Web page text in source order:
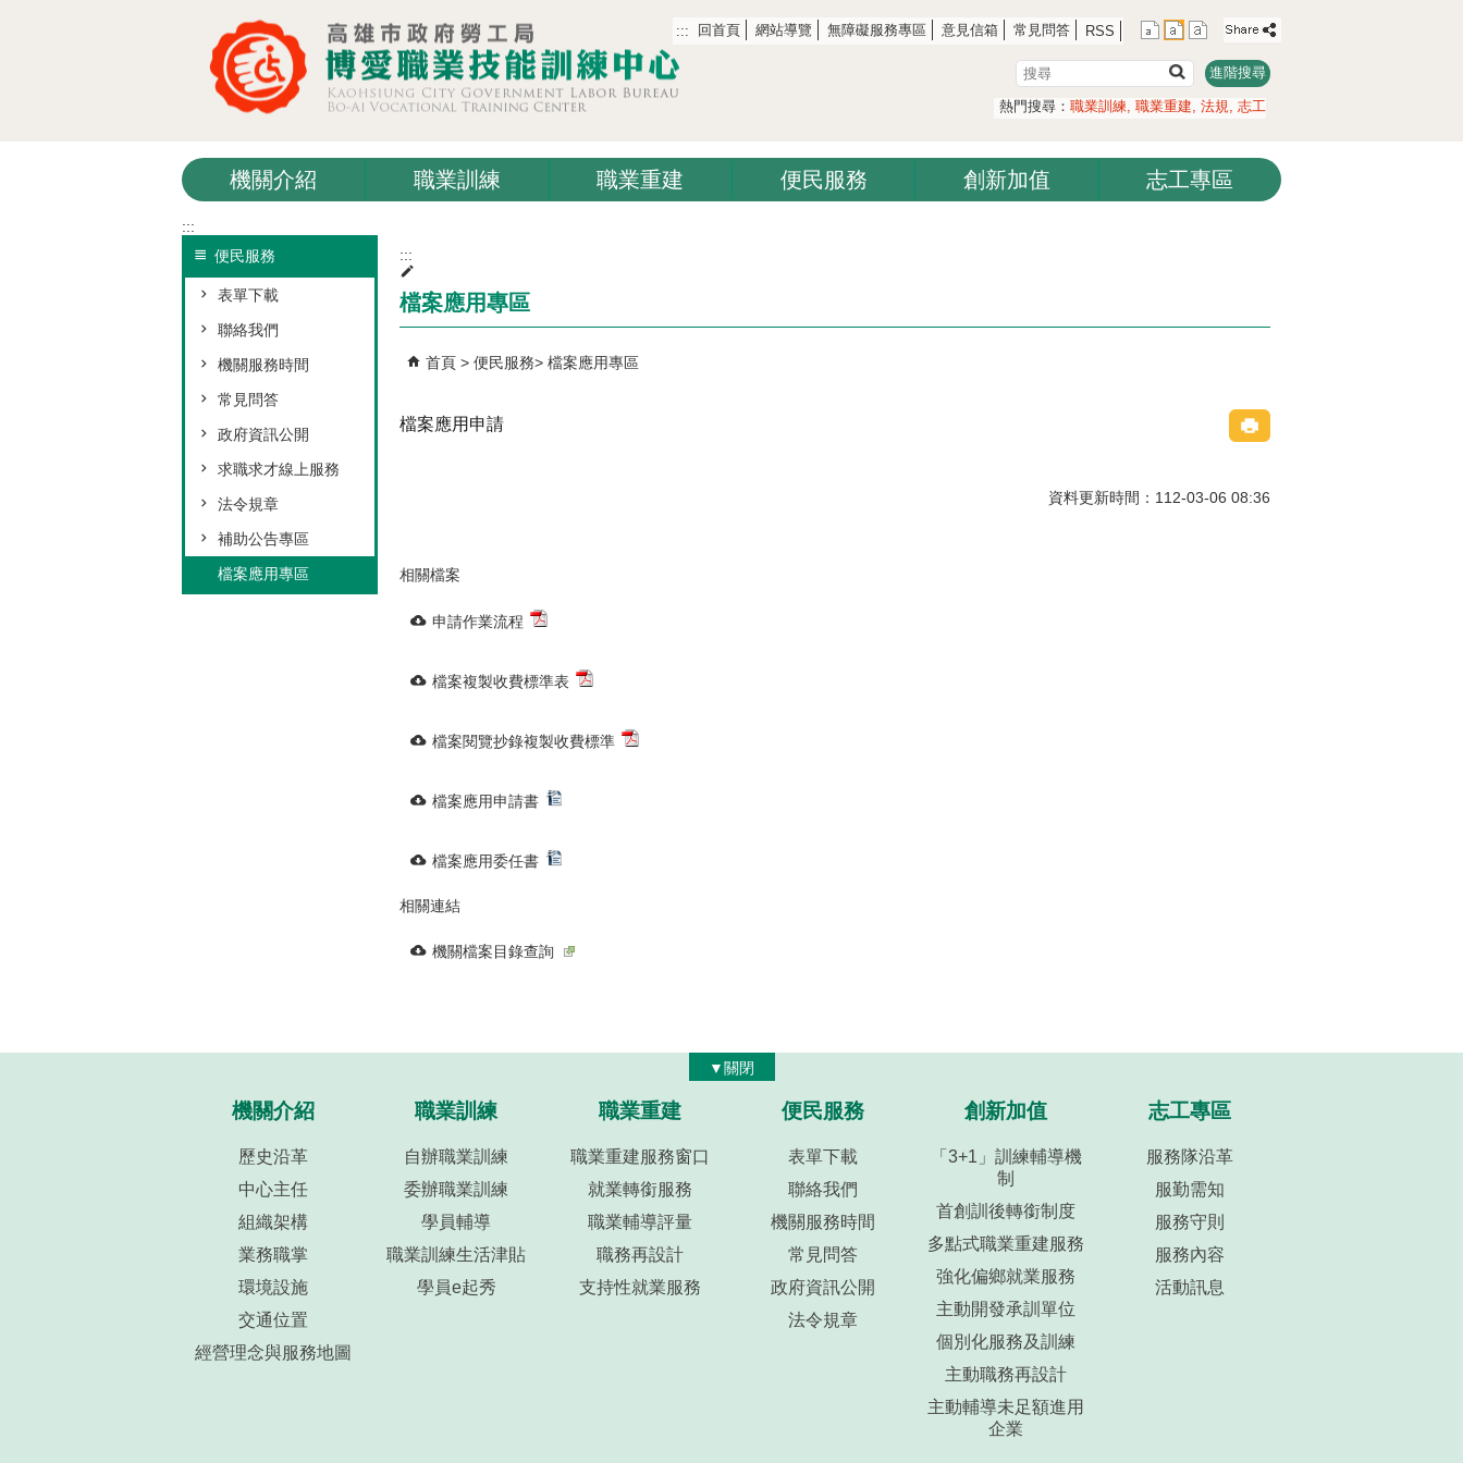
::: 回首頁 網站導覽 無障礙服務專區 意見信箱 常見問答 RSS
搜
尋
進階搜尋
熱門搜尋： 職業訓練 職業重建 法規 志工
機關介紹 職業訓練 職業重建 便民服務 創新加值 志工專區
:::
便民服務
表單下載
聯絡我們
機關服務時間
常見問答
政府資訊公開
求職求才線上服務
法令規章
補助公告專區
檔案應用專區
:::
檔案應用專區
首頁 便民服務 檔案應用專區
檔案應用申請
資料更新時間：112-03-06 08:36
相關檔案
申請作業流程
檔案複製收費標準表
檔案閱覽抄錄複製收費標準
檔案應用申請書
檔案應用委任書
相關連結
機關檔案目錄查詢
▼關閉
機關介紹
歷史沿革
中心主任
組織架構
業務職掌
環境設施
交通位置
經營理念與服務地圖
職業訓練
自辦職業訓練
委辦職業訓練
學員輔導
職業訓練生活津貼
學員e起秀
職業重建
職業重建服務窗口
就業轉銜服務
職業輔導評量
職務再設計
支持性就業服務
便民服務
表單下載
聯絡我們
機關服務時間
常見問答
政府資訊公開
法令規章
創新加值
「3+1」訓練輔導機
制
首創訓後轉銜制度
多點式職業重建服務
強化偏鄉就業服務
主動開發承訓單位
個別化服務及訓練
主動職務再設計
主動輔導未足額進用
企業
志工專區
服務隊沿革
服勤需知
服務守則
服務內容
活動訊息